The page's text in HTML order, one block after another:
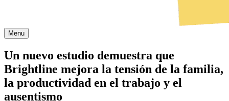
Menu
Un nuevo estudio demuestra que
Brightline mejora la tensión de la familia,
la productividad en el trabajo y el
ausentismo